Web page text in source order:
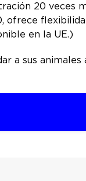
20 veces
ofrece
en la UE.)
a sus